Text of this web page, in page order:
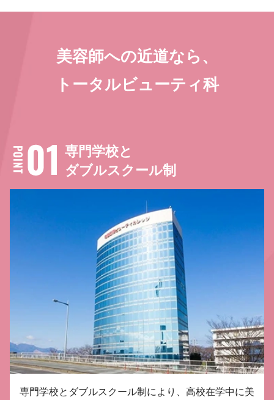
美容師への近道なら、
トータルビューティ科
専門学校と
ダブルスクール制
専門学校とダブルスクール制により、高校在学中に美